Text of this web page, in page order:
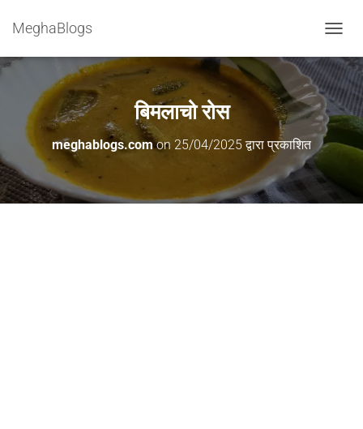
MeghaBlogs
ग
ल
ने
व्हि
गे
बिमलाचो रोस
meghablogs.comon 25/04/2025द्वारा प्रकाशित